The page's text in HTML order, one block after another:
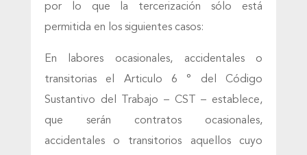
por lo que la tercerización sólo está
permitida en los siguientes casos:
En labores ocasionales, accidentales o
transitorias el Articulo 6 ° del Código
Sustantivo del Trabajo – CST – establece,
que serán contratos ocasionales,
accidentales o transitorios aquellos cuyo